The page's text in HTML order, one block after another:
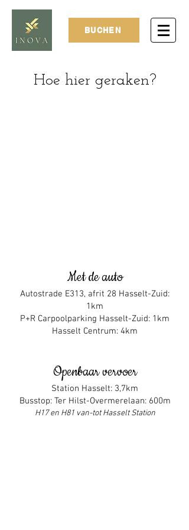
BUCHEN
Hoe hier geraken?
Met de auto
Autostrade E313, afrit 28 Hasselt-Zuid:
1km
P+R Carpoolparking Hasselt-Zuid: 1km
Hasselt Centrum: 4km
Openbaar vervoer
Station Hasselt: 3,7km
Busstop: Ter Hilst-Overmerelaan: 600m
H17 en H81 van-tot Hasselt Station